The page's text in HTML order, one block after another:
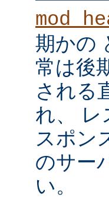
期かの
常は後
される
れ、 レ
スポン
のサー
い。